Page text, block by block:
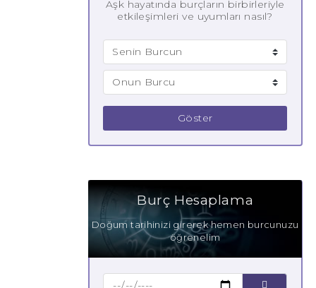
Aşk hayatında burçların birbirleriyle
etkileşimleri ve uyumları nasıl?
Göster
Burç Hesaplama
Doğum tarihinizi girerek hemen burcunuzu
öğrenelim